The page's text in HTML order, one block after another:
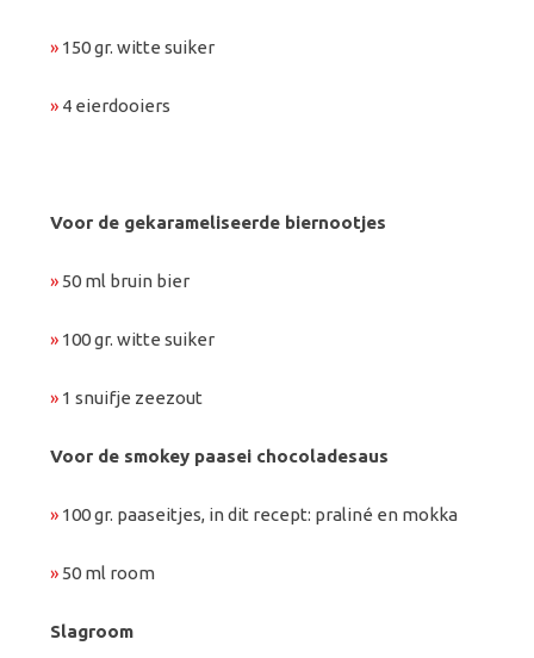
» 150 gr. witte suiker
» 4 eierdooiers
Voor de gekarameliseerde biernootjes
» 50 ml bruin bier
» 100 gr. witte suiker
» 1 snuifje zeezout
Voor de smokey paasei chocoladesaus
» 100 gr. paaseitjes, in dit recept: praliné en mokka
» 50 ml room
Slagroom